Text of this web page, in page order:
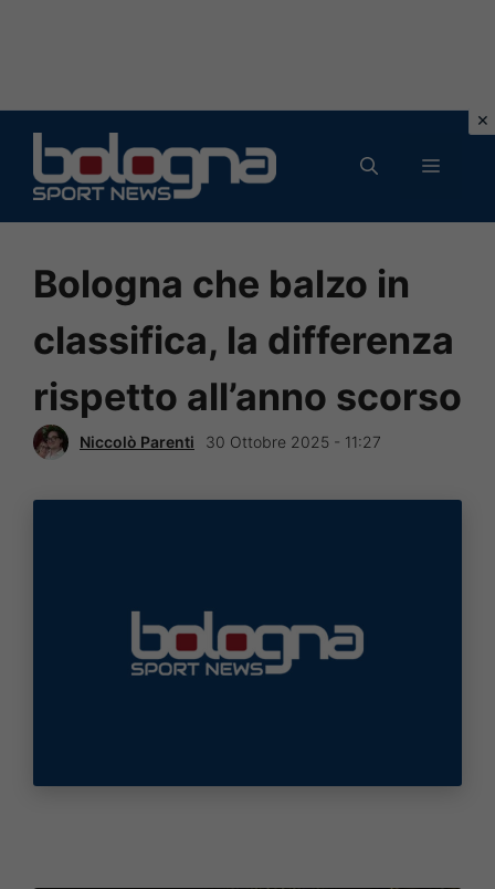
contenuto
MENU
Bologna che balzo in
classifica, la differenza
rispetto all’anno scorso
Niccolò Parenti 30 Ottobre 2025 - 11:27